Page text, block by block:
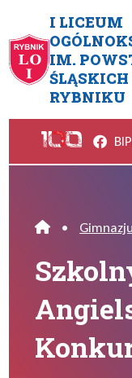
I LICEUM
IM.
RYBNIKU
Szkolny
BIP
Home
•